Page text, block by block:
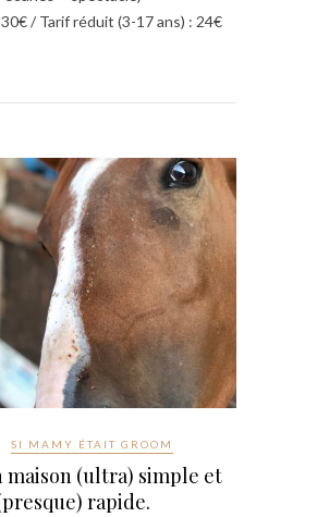
/ Tarif réduit (3-17 ans) : 24€
SI MAMY ÉTAIT GROOM
maison (ultra) simple et
rapide.